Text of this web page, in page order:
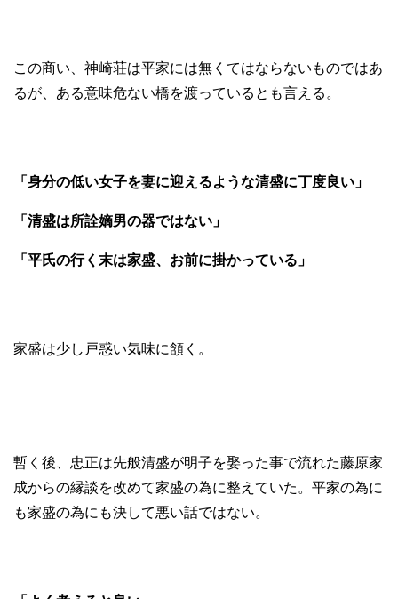
この商い、神崎荘は平家には無くてはならないものではあ
るが、ある意味危ない橋を渡っているとも言える。
「身分の低い女子を妻に迎えるような清盛に丁度良い」
「清盛は所詮嫡男の器ではない」
「平氏の行く末は家盛、お前に掛かっている」
家盛は少し戸惑い気味に頷く。
暫く後、忠正は先般清盛が明子を娶った事で流れた藤原家
成からの縁談を改めて家盛の為に整えていた。平家の為に
も家盛の為にも決して悪い話ではない。